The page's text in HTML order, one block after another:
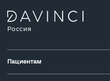
Россия
Пациентам